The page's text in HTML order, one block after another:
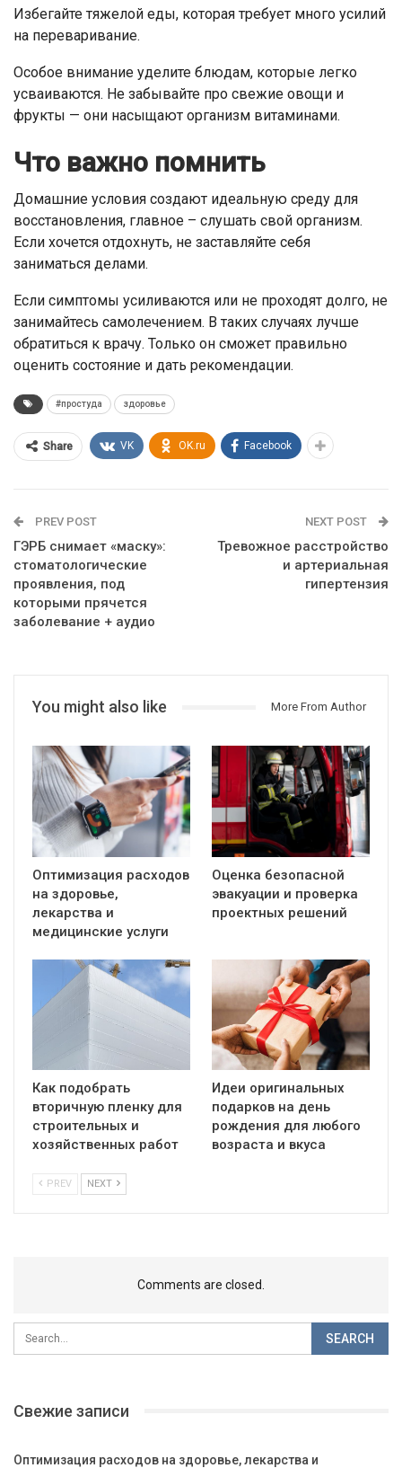
Избегайте тяжелой еды, которая требует много усилий
на переваривание.
Особое внимание уделите блюдам, которые легко
усваиваются. Не забывайте про свежие овощи и
фрукты — они насыщают организм витаминами.
Что важно помнить
Домашние условия создают идеальную среду для
восстановления, главное – слушать свой организм.
Если хочется отдохнуть, не заставляйте себя
заниматься делами.
Если симптомы усиливаются или не проходят долго, не
занимайтесь самолечением. В таких случаях лучше
обратиться к врачу. Только он сможет правильно
оценить состояние и дать рекомендации.
#простуда здоровье
Share VK OK.ru Facebook
PREV POST
ГЭРБ снимает «маску»:
стоматологические
проявления, под
которыми прячется
заболевание + аудио
NEXT POST
Тревожное расстройство
и артериальная
гипертензия
You might also like More From Author
Оптимизация расходов
на здоровье,
лекарства и
медицинские услуги
Оценка безопасной
эвакуации и проверка
проектных решений
Как подобрать
вторичную пленку для
строительных и
хозяйственных работ
Идеи оригинальных
подарков на день
рождения для любого
возраста и вкуса
PREV NEXT
Comments are closed.
Свежие записи
Оптимизация расходов на здоровье, лекарства и